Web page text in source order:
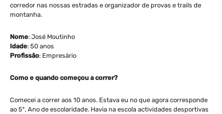
corredor nas nossas estradas e organizador de provas e trails de
montanha.
Nome: José Moutinho
Idade: 50 anos
Profissão: Empresário
Como e quando começou a correr?
Comecei a correr aos 10 anos. Estava eu no que agora corresponde
ao 5º. Ano de escolaridade. Havia na escola actividades desportivas